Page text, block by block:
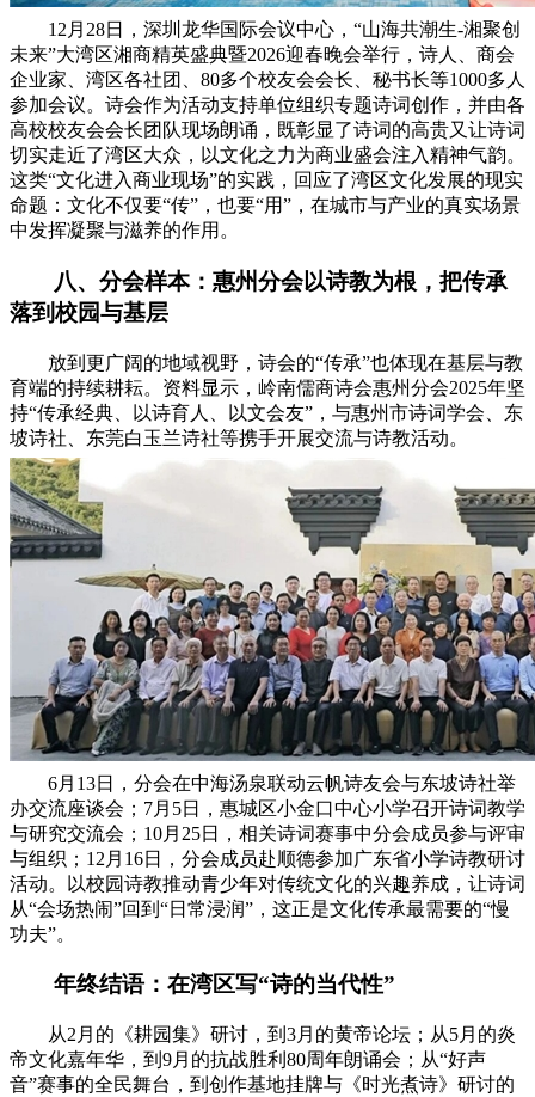
12月28日，深圳龙华国际会议中心，“山海共潮生-湘聚创
未来”大湾区湘商精英盛典暨2026迎春晚会举行，诗人、商会
企业家、湾区各社团、80多个校友会会长、秘书长等1000多人
参加会议。诗会作为活动支持单位组织专题诗词创作，并由各
高校校友会会长团队现场朗诵，既彰显了诗词的高贵又让诗词
切实走近了湾区大众，以文化之力为商业盛会注入精神气韵。
这类“文化进入商业现场”的实践，回应了湾区文化发展的现实
命题：文化不仅要“传”，也要“用”，在城市与产业的真实场景
中发挥凝聚与滋养的作用。
八、分会样本：惠州分会以诗教为根，把传承
落到校园与基层
放到更广阔的地域视野，诗会的“传承”也体现在基层与教
育端的持续耕耘。资料显示，岭南儒商诗会惠州分会2025年坚
持“传承经典、以诗育人、以文会友”，与惠州市诗词学会、东
坡诗社、东莞白玉兰诗社等携手开展交流与诗教活动。
6月13日，分会在中海汤泉联动云帆诗友会与东坡诗社举
办交流座谈会；7月5日，惠城区小金口中心小学召开诗词教学
与研究交流会；10月25日，相关诗词赛事中分会成员参与评审
与组织；12月16日，分会成员赴顺德参加广东省小学诗教研讨
活动。以校园诗教推动青少年对传统文化的兴趣养成，让诗词
从“会场热闹”回到“日常浸润”，这正是文化传承最需要的“慢
功夫”。
年终结语：在湾区写“诗的当代性”
从2月的《耕园集》研讨，到3月的黄帝论坛；从5月的炎
帝文化嘉年华，到9月的抗战胜利80周年朗诵会；从“好声
音”赛事的全民舞台，到创作基地挂牌与《时光煮诗》研讨的